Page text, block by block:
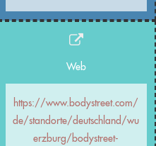
Web
https://www.bodystreet.com/
de/standorte/deutschland/wu
erzburg/bodystreet-